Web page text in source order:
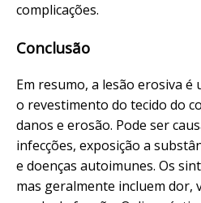
complicações.
Conclusão
Em resumo, a lesão erosiva é
o revestimento do tecido do
danos e erosão. Pode ser
infecções, exposição a
e doenças autoimunes. Os
mas geralmente incluem dor,